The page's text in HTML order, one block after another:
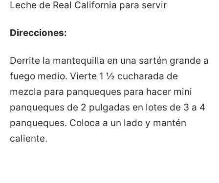
Leche de Real California para servir
Direcciones:
Derrite la mantequilla en una sartén grande a
fuego medio. Vierte 1 ½ cucharada de
mezcla para panqueques para hacer mini
panqueques de 2 pulgadas en lotes de 3 a 4
panqueques. Coloca a un lado y mantén
caliente.